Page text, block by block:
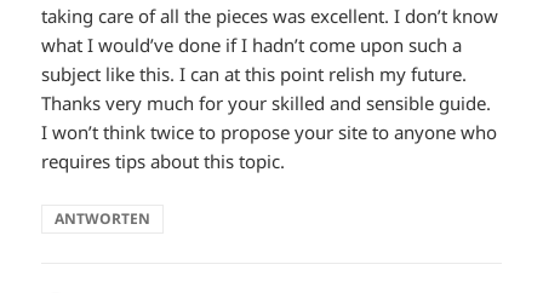
taking care of all the pieces was excellent. I don’t know
what I would’ve done if I hadn’t come upon such a
subject like this. I can at this point relish my future.
Thanks very much for your skilled and sensible guide.
I won’t think twice to propose your site to anyone who
requires tips about this topic.
ANTWORTEN